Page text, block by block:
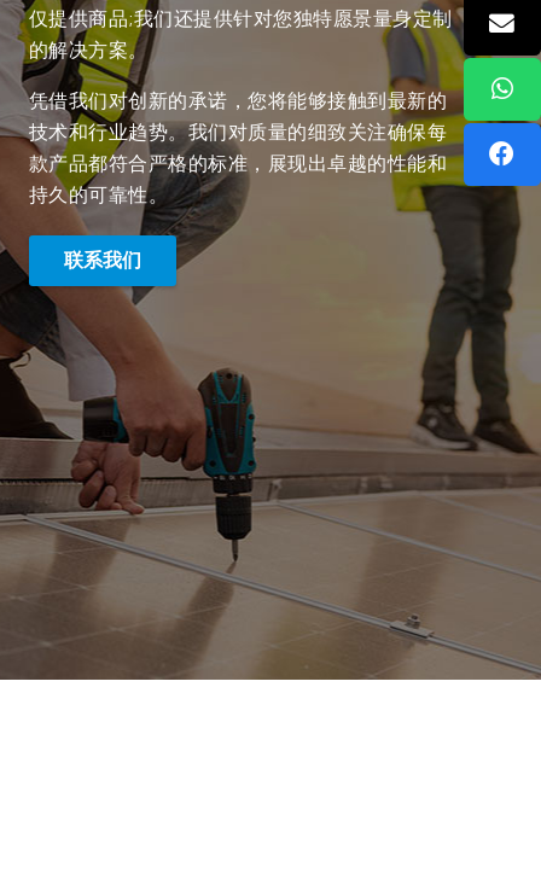
仅提供商品;我们还提供针对您独特愿景量身定制
的解决方案。
凭借我们对创新的承诺，您将能够接触到最新的
技术和行业趋势。我们对质量的细致关注确保每
款产品都符合严格的标准，展现出卓越的性能和
持久的可靠性。
联系我们